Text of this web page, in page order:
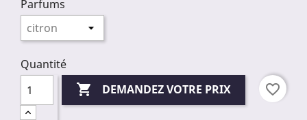
Parfums
Quantité
 DEMANDEZ VOTRE PRIX favorite_border